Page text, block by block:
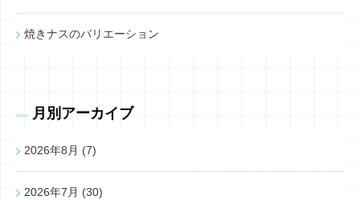
焼きナスのバリエーション
月別アーカイブ
2026年8月 (7)
2026年7月 (30)